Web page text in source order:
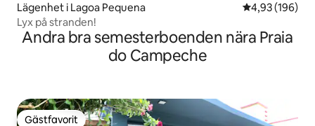
Lägenhet i Lagoa Pequena 4,93 av 5 i
4,93 (196)
Lyx på stranden!
Andra bra semesterboenden nära Praia
do Campeche
Gästfavorit